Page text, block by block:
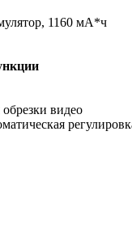
1160 мА*ч
видео